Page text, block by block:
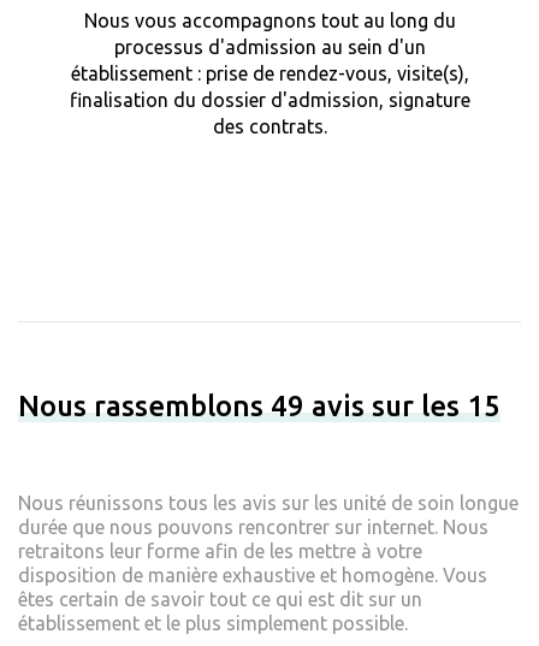
Nous vous accompagnons tout au long du
processus d'admission au sein d'un
établissement : prise de rendez-vous, visite(s),
finalisation du dossier d'admission, signature
des contrats.
Nous rassemblons 49 avis sur les 15
Nous réunissons tous les avis sur les unité de soin longue
durée que nous pouvons rencontrer sur internet. Nous
retraitons leur forme afin de les mettre à votre
disposition de manière exhaustive et homogène. Vous
êtes certain de savoir tout ce qui est dit sur un
établissement et le plus simplement possible.